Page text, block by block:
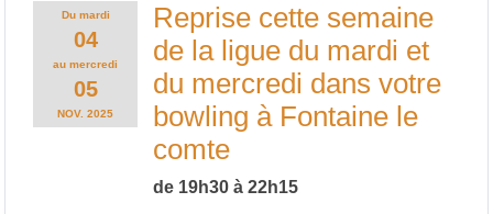
Du mardi
04
aumercredi
05
NOV. 2025
Reprise cette semaine
de la ligue du mardi et
du mercredi dans votre
bowling à Fontaine le
comte
de 19h30 à 22h15